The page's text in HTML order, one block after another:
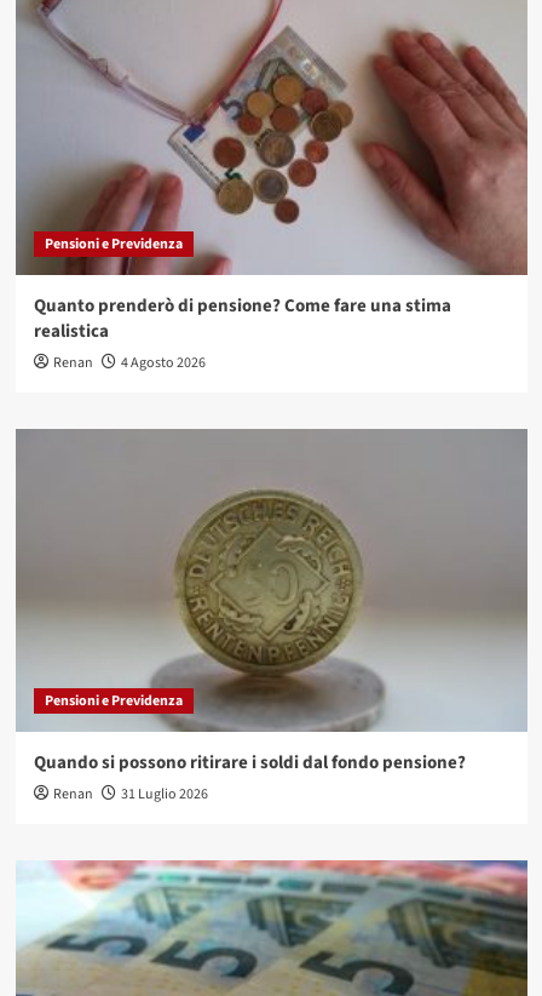
Pensioni e Previdenza
Quanto prenderò di pensione? Come fare una stima
realistica
Renan 4 Agosto 2026
Pensioni e Previdenza
Quando si possono ritirare i soldi dal fondo pensione?
Renan 31 Luglio 2026